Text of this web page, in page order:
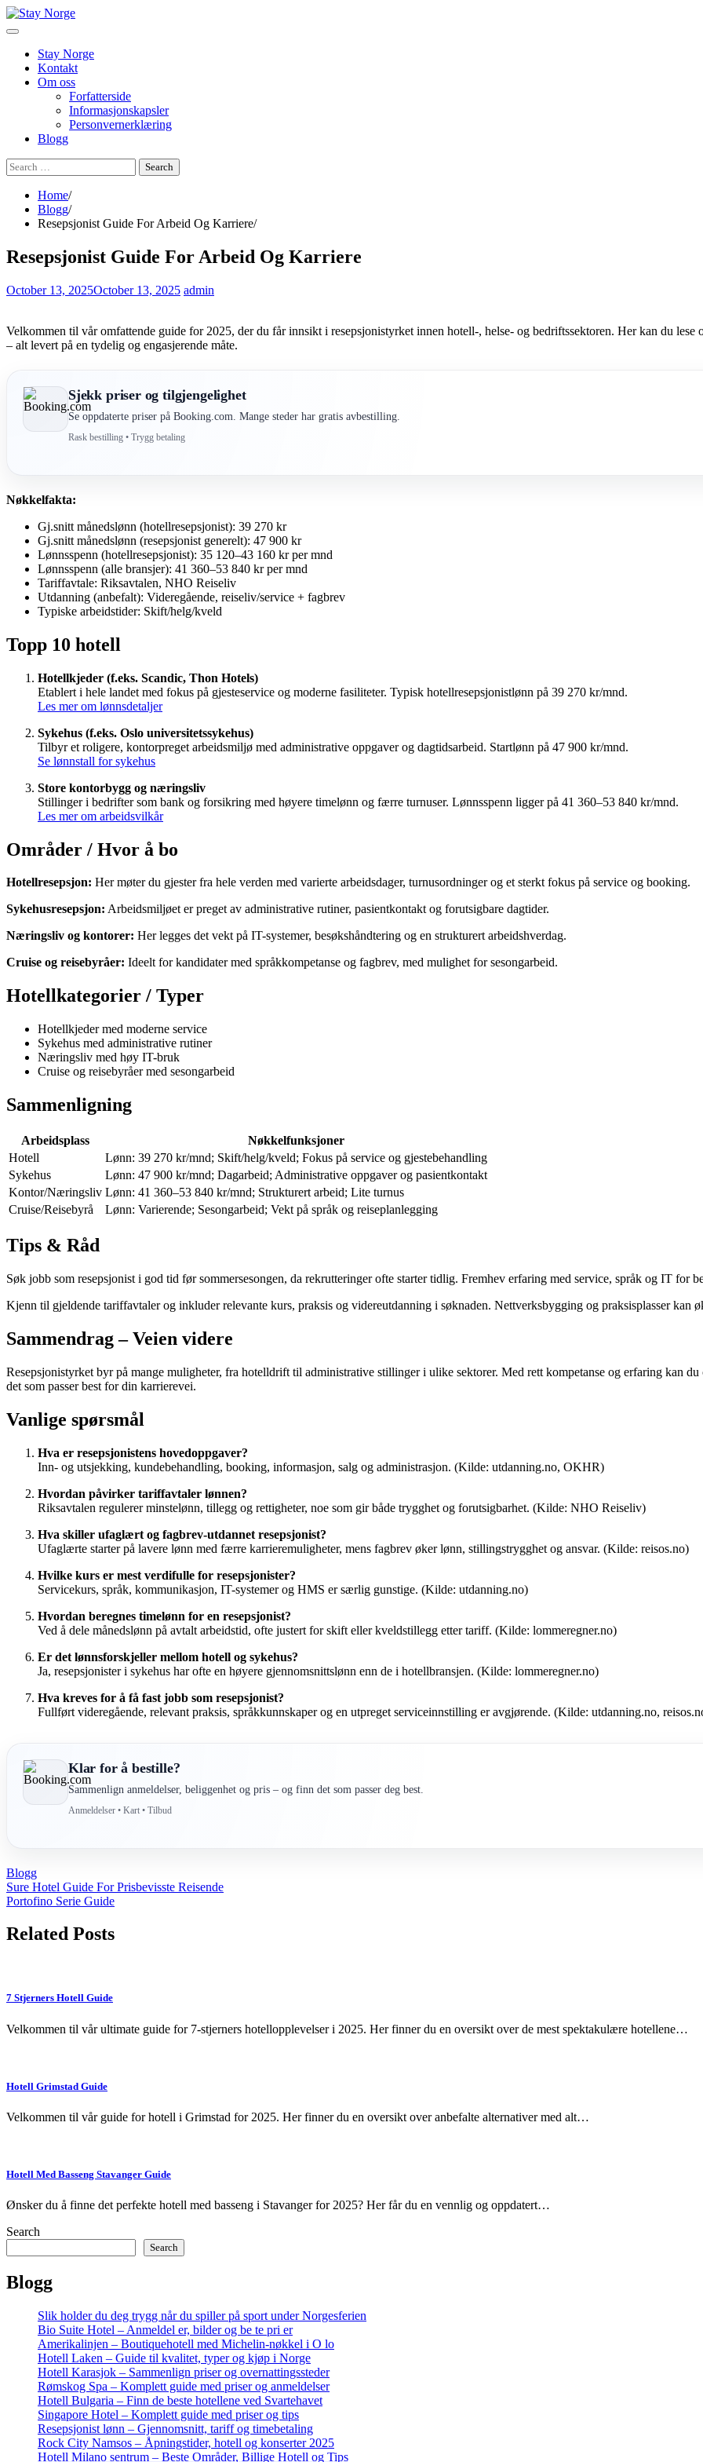
Skip
to
Stay Norge
Kontakt
Om oss
Forfatterside
Informasjonskapsler
Personvernerklæring
Blogg
Search
for:
Home
Blogg
Resepsjonist Guide For Arbeid Og Karriere
Resepsjonist Guide For Arbeid Og Karriere
October 13, 2025October 13, 2025 admin
Velkommen til vår omfattende guide for 2025, der du får innsikt i resepsjonistyrket innen hotell-, helse- og bedriftssektoren. Her kan du
– alt levert på en tydelig og engasjerende måte.
Sjekk priser og tilgjengelighet
Se oppdaterte priser på Booking.com. Mange steder har gratis avbestilling.
Rask bestilling • Trygg betaling
Nøkkelfakta:
Gj.snitt månedslønn (hotellresepsjonist): 39 270 kr
Gj.snitt månedslønn (resepsjonist generelt): 47 900 kr
Lønnsspenn (hotellresepsjonist): 35 120–43 160 kr per mnd
Lønnsspenn (alle bransjer): 41 360–53 840 kr per mnd
Tariffavtale: Riksavtalen, NHO Reiseliv
Utdanning (anbefalt): Videregående, reiseliv/service + fagbrev
Typiske arbeidstider: Skift/helg/kveld
Topp 10 hotell
Hotellkjeder (f.eks. Scandic, Thon Hotels)
Etablert i hele landet med fokus på gjesteservice og moderne fasiliteter. Typisk hotellresepsjonistlønn på 39 270 kr/mnd.
Les mer om lønnsdetaljer
Sykehus (f.eks. Oslo universitetssykehus)
Tilbyr et roligere, kontorpreget arbeidsmiljø med administrative oppgaver og dagtidsarbeid. Startlønn på 47 900 kr/mnd.
Se lønnstall for sykehus
Store kontorbygg og næringsliv
Stillinger i bedrifter som bank og forsikring med høyere timelønn og færre turnuser. Lønnsspenn ligger på 41 360–53 840 kr/mnd.
Les mer om arbeidsvilkår
Områder / Hvor å bo
Hotellresepsjon: Her møter du gjester fra hele verden med varierte arbeidsdager, turnusordninger og et sterkt fokus på service og booking.
Sykehusresepsjon: Arbeidsmiljøet er preget av administrative rutiner, pasientkontakt og forutsigbare dagtider.
Næringsliv og kontorer: Her legges det vekt på IT-systemer, besøkshåndtering og en strukturert arbeidshverdag.
Cruise og reisebyråer: Ideelt for kandidater med språkkompetanse og fagbrev, med mulighet for sesongarbeid.
Hotellkategorier / Typer
Hotellkjeder med moderne service
Sykehus med administrative rutiner
Næringsliv med høy IT-bruk
Cruise og reisebyråer med sesongarbeid
Sammenligning
Arbeidsplass
Nøkkelfunksjoner
Hotell
Lønn: 39 270 kr/mnd; Skift/helg/kveld; Fokus på service og gjestebehandling
Sykehus
Lønn: 47 900 kr/mnd; Dagarbeid; Administrative oppgaver og pasientkontakt
Kontor/Næringsliv Lønn: 41 360–53 840 kr/mnd; Strukturert arbeid; Lite turnus
Cruise/Reisebyrå
Lønn: Varierende; Sesongarbeid; Vekt på språk og reiseplanlegging
Tips & Råd
Søk jobb som resepsjonist i god tid før sommersesongen, da rekrutteringer ofte starter tidlig. Fremhev erfaring med service, språk og IT for
Kjenn til gjeldende tariffavtaler og inkluder relevante kurs, praksis og videreutdanning i søknaden. Nettverksbygging og praksisplasser kan
Sammendrag – Veien videre
Resepsjonistyrket byr på mange muligheter, fra hotelldrift til administrative stillinger i ulike sektorer. Med rett kompetanse og erfaring kan
det som passer best for din karrierevei.
Vanlige spørsmål
Hva er resepsjonistens hovedoppgaver?
Inn- og utsjekking, kundebehandling, booking, informasjon, salg og administrasjon. (Kilde: utdanning.no, OKHR)
Hvordan påvirker tariffavtaler lønnen?
Riksavtalen regulerer minstelønn, tillegg og rettigheter, noe som gir både trygghet og forutsigbarhet. (Kilde: NHO Reiseliv)
Hva skiller ufaglært og fagbrev-utdannet resepsjonist?
Ufaglærte starter på lavere lønn med færre karrieremuligheter, mens fagbrev øker lønn, stillingstrygghet og ansvar. (Kilde: reisos.no)
Hvilke kurs er mest verdifulle for resepsjonister?
Servicekurs, språk, kommunikasjon, IT-systemer og HMS er særlig gunstige. (Kilde: utdanning.no)
Hvordan beregnes timelønn for en resepsjonist?
Ved å dele månedslønn på avtalt arbeidstid, ofte justert for skift eller kveldstillegg etter tariff. (Kilde: lommeregner.no)
Er det lønnsforskjeller mellom hotell og sykehus?
Ja, resepsjonister i sykehus har ofte en høyere gjennomsnittslønn enn de i hotellbransjen. (Kilde: lommeregner.no)
Hva kreves for å få fast jobb som resepsjonist?
Fullført videregående, relevant praksis, språkkunnskaper og en utpreget serviceinnstilling er avgjørende. (Kilde: utdanning.no,
Klar for å bestille?
Sammenlign anmeldelser, beliggenhet og pris – og finn det som passer deg best.
Anmeldelser • Kart • Tilbud
Blogg
Post
navigation
Sure Hotel Guide For Prisbevisste Reisende
Portofino Serie Guide
Related Posts
7 Stjerners Hotell Guide
Velkommen til vår ultimate guide for 7-stjerners hotellopplevelser i 2025. Her finner du en oversikt over de mest spektakulære hotellene…
Hotell Grimstad Guide
Velkommen til vår guide for hotell i Grimstad for 2025. Her finner du en oversikt over anbefalte alternativer med alt…
Hotell Med Basseng Stavanger Guide
Ønsker du å finne det perfekte hotell med basseng i Stavanger for 2025? Her får du en vennlig og oppdatert…
Search
Search
Blogg
Slik holder du deg trygg når du spiller på sport under Norgesferien
Bio Suite Hotel – Anmeldel er, bilder og be te pri er
Amerikalinjen – Boutiquehotell med Michelin-nøkkel i O lo
Hotell Laken – Guide til kvalitet, typer og kjøp i Norge
Hotell Karasjok – Sammenlign priser og overnattingssteder
Rømskog Spa – Komplett guide med priser og anmeldelser
Hotell Bulgaria – Finn de beste hotellene ved Svartehavet
Singapore Hotel – Komplett guide med priser og tips
Resepsjonist lønn – Gjennomsnitt, tariff og timebetaling
Rock City Namsos – Åpningstider, hotell og konserter 2025
Hotell Milano sentrum – Beste Områder, Billige Hotell og Tips